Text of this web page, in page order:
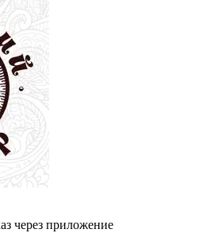
через приложение